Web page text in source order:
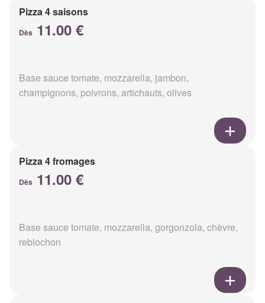
Pizza 4 saisons
Dès 11.00 €
Base sauce tomate, mozzarella, jambon,
champignons, poivrons, artichauts, olives
Pizza 4 fromages
Dès 11.00 €
Base sauce tomate, mozzarella, gorgonzola, chèvre,
reblochon